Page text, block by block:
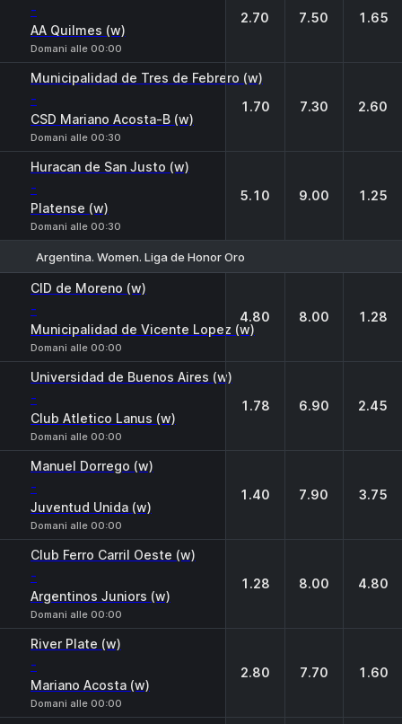
-
AA Quilmes (w)
Domani alle 00:00
2.70 7.50 1.65
Municipalidad de Tres de Febrero (w)
-
CSD Mariano Acosta-B (w)
Domani alle 00:30
1.70 7.30 2.60
Huracan de San Justo (w)
-
Platense (w)
Domani alle 00:30
5.10 9.00 1.25
Argentina. Women. Liga de Honor Oro
CID de Moreno (w)
-
Municipalidad de Vicente Lopez (w)
Domani alle 00:00
4.80 8.00 1.28
Universidad de Buenos Aires (w)
-
Club Atletico Lanus (w)
Domani alle 00:00
1.78 6.90 2.45
Manuel Dorrego (w)
-
Juventud Unida (w)
Domani alle 00:00
1.40 7.90 3.75
Club Ferro Carril Oeste (w)
-
Argentinos Juniors (w)
Domani alle 00:00
1.28 8.00 4.80
River Plate (w)
-
Mariano Acosta (w)
Domani alle 00:00
2.80 7.70 1.60